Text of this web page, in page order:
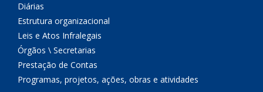
Diárias
Estrutura organizacional
Leis e Atos Infralegais
Órgãos \ Secretarias
Prestação de Contas
Programas, projetos, ações, obras e atividades